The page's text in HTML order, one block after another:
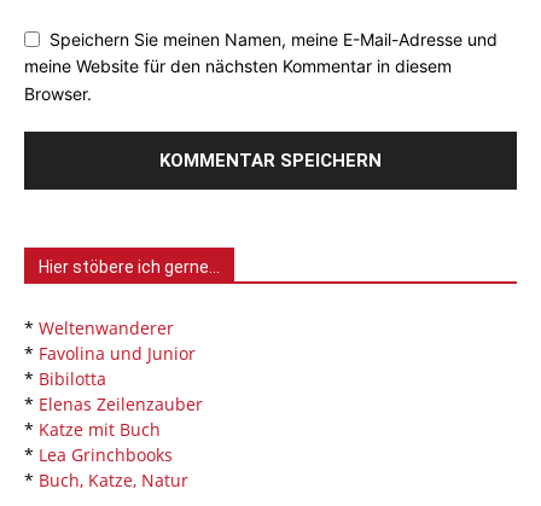
Speichern Sie meinen Namen, meine E-Mail-Adresse und
meine Website für den nächsten Kommentar in diesem
Browser.
Hier stöbere ich gerne…
* Weltenwanderer
* Favolina und Junior
* Bibilotta
* Elenas Zeilenzauber
* Katze mit Buch
* Lea Grinchbooks
* Buch, Katze, Natur